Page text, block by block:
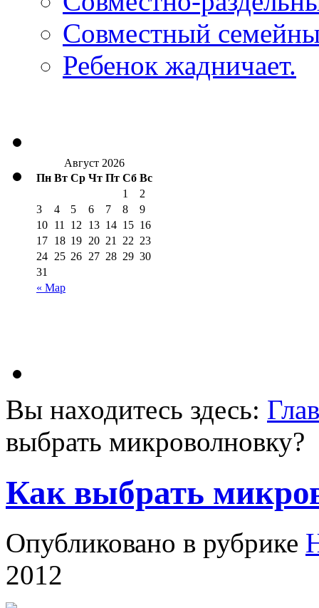
Совместный
Ребенок жадничает.
Август 2026
Пн Вт Ср Чт Пт Сб Вс
« Мар
1
2
3
4 5 6 7 8
9
10 11 12 13 14 15 16
17 18 19 20 21 22 23
24 25 26 27 28 29 30
31
Вы находитесь здесь:
выбрать микроволновку?
Как выбрать
Опубликовано в рубрике
2012